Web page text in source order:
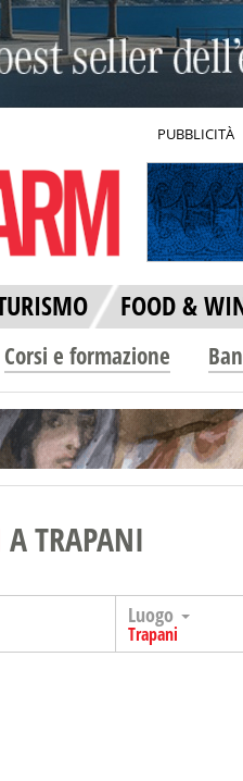
PUBBLICITÀ
FOOD &
Corsi e formazione
A TRAPANI
Luogo
Trapani